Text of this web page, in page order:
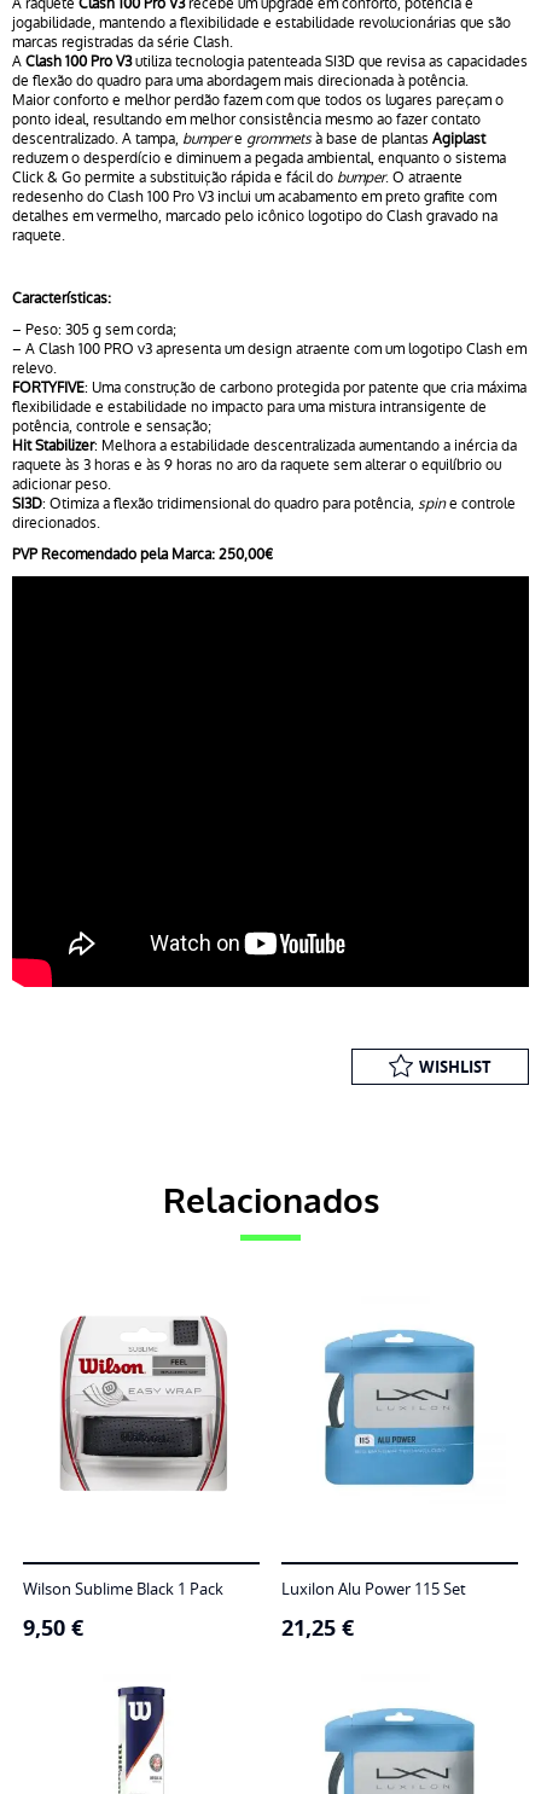
jogabilidade, mantendo a flexibilidade e estabilidade revolucionárias que são
marcas registradas da série Clash.
AClash 100 Pro V3utiliza tecnologia patenteada SI3D que revisa as capacidades
de flexão do quadro para uma abordagem mais direcionada à potência.
Maior conforto e melhor perdão fazem com que todos os lugares pareçam o
ponto ideal, resultando em melhor consistência mesmo ao fazer contato
descentralizado. A tampa, bumpere grommetsà base de plantas Agiplast
reduzem o desperdício e diminuem a pegada ambiental, enquanto o sistema
Click & Go permite a substituição rápida e fácil do bumper. O atraente
redesenho do Clash 100 Pro V3 inclui um acabamento em preto grafite com
detalhes em vermelho, marcado pelo icônico logotipo do Clash gravado na
raquete.
Características:
– Peso: 305 g sem corda;
– A Clash 100 PRO v3 apresenta um design atraente com um logotipo Clash em
relevo.
FORTYFIVE: Uma construção de carbono protegida por patente que cria máxima
flexibilidade e estabilidade no impacto para uma mistura intransigente de
potência, controle e sensação;
Hit Stabilizer: Melhora a estabilidade descentralizada aumentando a inércia da
raquete às 3 horas e às 9 horas no aro da raquete sem alterar o equilíbrio ou
adicionar peso.
SI3D: Otimiza a flexão tridimensional do quadro para potência, spine controle
direcionados.
PVP Recomendado pela Marca: 250,00€
WISHLIST
Relacionados
Wilson Sublime Black 1 Pack
9,50 €
Luxilon Alu Power 115 Set
21,25 €